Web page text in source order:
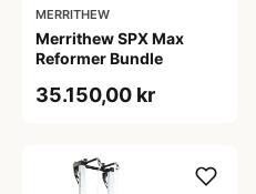
MERRITHEW
Merrithew SPX Max
Reformer Bundle
35.150,00 kr